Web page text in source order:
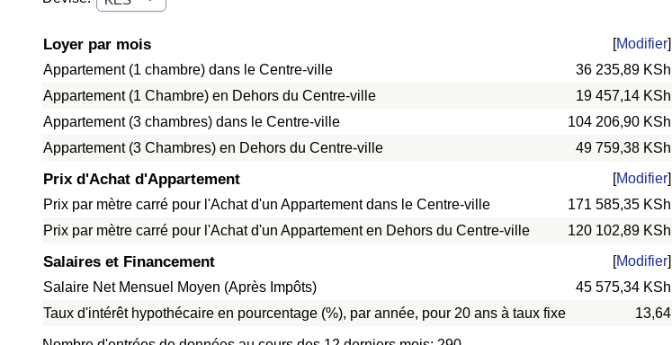
Loyer par mois [Modifier]
Appartement (1 chambre) dans le Centre-ville
36 235,89 KSh
Appartement (1 Chambre) en Dehors du Centre-ville 19 457,14 KSh
Appartement (3 chambres) dans le Centre-ville 104 206,90 KSh
Appartement (3 Chambres) en Dehors du Centre-ville 49 759,38 KSh
Prix d'Achat d'Appartement [Modifier]
Prix par mètre carré pour l'Achat d'un Appartement dans le Centre-ville
171 585,35 KSh
Prix par mètre carré pour l'Achat d'un Appartement en Dehors du Centre-ville 120 102,89 KSh
Salaires et Financement [Modifier]
Salaire Net Mensuel Moyen (Après Impôts)
45 575,34 KSh
Taux d'intérêt hypothécaire en pourcentage (%), par année, pour 20 ans à taux fixe
13,64